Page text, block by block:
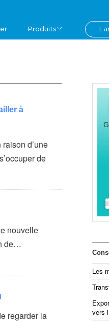
Produits
à
d’une
de
nouvelle
de…
regarder la
Les
vers